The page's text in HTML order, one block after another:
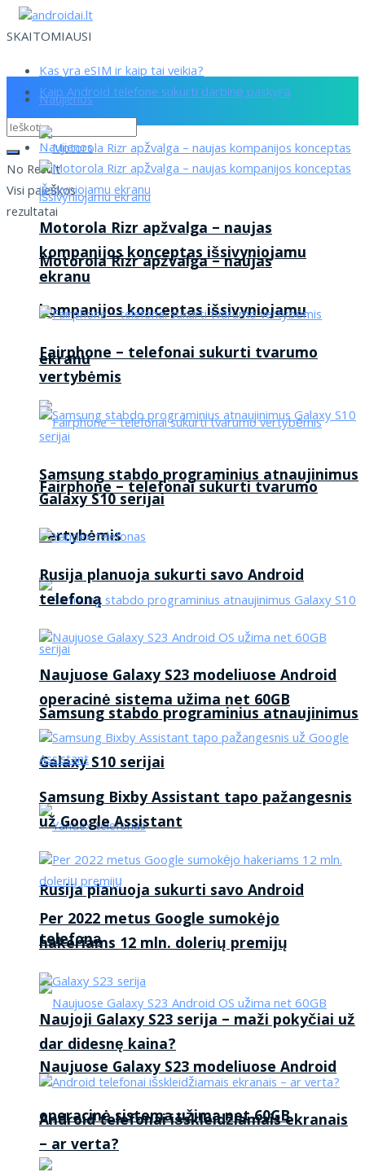
SKAITOMIAUSI
Kas yra eSIM ir kaip tai veikia?
Kaip Android telefone sukurti darbinę paskyrą
No Result
Visi paieškos
rezultatai
Naujienos
Motorola Rizr apžvalga – naujas
kompanijos konceptas išsivyniojamu
ekranu
Fairphone – telefonai sukurti tvarumo
vertybėmis
Samsung stabdo programinius atnaujinimus
Galaxy S10 serijai
Rusija planuoja sukurti savo Android
telefoną
Naujuose Galaxy S23 modeliuose Android
operacinė sistema užima net 60GB
Naujienos
Motorola Rizr apžvalga – naujas
kompanijos konceptas išsivyniojamu
ekranu
Fairphone – telefonai sukurti tvarumo
vertybėmis
Samsung stabdo programinius atnaujinimus
Galaxy S10 serijai
Rusija planuoja sukurti savo Android
telefoną
Naujuose Galaxy S23 modeliuose Android
operacinė sistema užima net 60GB
Samsung Bixby Assistant tapo pažangesnis
už Google Assistant
Per 2022 metus Google sumokėjo
hakeriams 12 mln. dolerių premijų
Naujoji Galaxy S23 serija – maži pokyčiai už
dar didesnę kaina?
Android telefonai išskleidžiamais ekranais
– ar verta?